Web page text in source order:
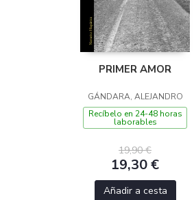
PRIMER AMOR
GÁNDARA, ALEJANDRO
Recíbelo en 24-48 horas
laborables
19,90 €
19,30 €
Añadir a cesta